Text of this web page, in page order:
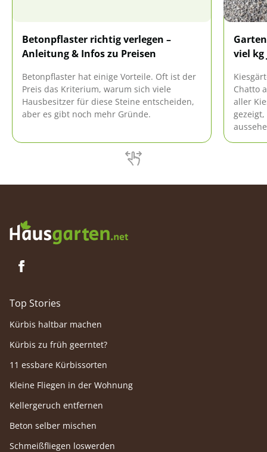
Betonpflaster richtig verlegen –
Anleitung & Infos zu Preisen
Betonpflaster hat einige Vorteile. Oft ist der
Preis das Kriterium, warum sich viele
Hausbesitzer für diese Steine entscheiden,
aber es gibt noch mehr Gründe.
viel kg
Chatto
aller
Top Stories
Kürbis haltbar machen
Kürbis zu früh geerntet?
11 essbare Kürbissorten
Kleine Fliegen in der Wohnung
Kellergeruch entfernen
Beton selber mischen
Schmeißfliegen loswerden